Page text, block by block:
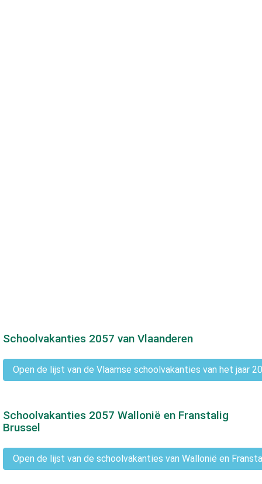
Schoolvakanties 2057 van Vlaanderen
Open de lijst van de Vlaamse schoolvakanties van het jaar
Schoolvakanties 2057 Wallonië en Franstalig
Brussel
Open de lijst van de schoolvakanties van Wallonië en